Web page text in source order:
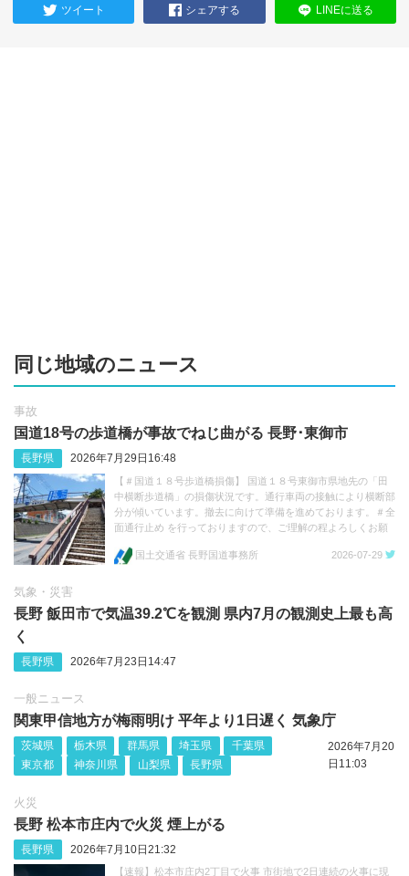
ツイート シェアする LINEに送る
同じ地域のニュース
事故
国道18号の歩道橋が事故でねじ曲がる 長野･‬東御市
長野県 2026年7月29日16:48
【＃国道１８号歩道橋損傷】 国道１８号東御市県地先の「田
中横断歩道橋」の損傷状況です。通行車両の接触により横断部
分が傾いています。撤去に向けて準備を進めております。＃全
面通行止め を行っておりますので、ご理解の程よろしくお願
国土交通省 長野国道事務所
2026-07-29
気象・災害
長野 飯田市で気温39.2℃を観測 県内7月の観測史上最も高
く
長野県 2026年7月23日14:47
一般ニュース
関東甲信地方が梅雨明け 平年より1日遅く 気象庁
茨城県 栃木県 群馬県 埼玉県
千葉県
東京都
神奈川県 山梨県 長野県
2026年7月20
日11:03
火災
長野 松本市庄内で火災 煙上がる
長野県 2026年7月10日21:32
【速報】松本市庄内2丁目で火事 市街地で2日連続の火事に現